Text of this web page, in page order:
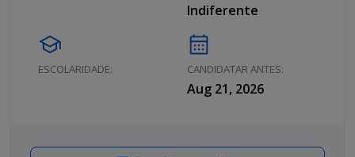
Indiferente
school
ESCOLARIDADE:
calendar_month
CANDIDATAR ANTES:
Aug 21, 2026